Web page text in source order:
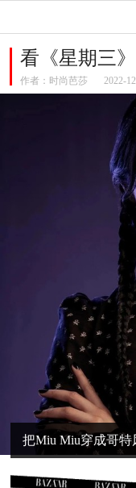
看《星期三
作者： 时尚芭莎 2022-
把Miu Miu穿成哥特